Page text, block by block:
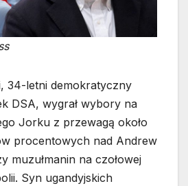
34-letni demokratyczny
DSA, wygrał wybory na
Jorku z przewagą około
procentowych nad Andrew
muzułmanin na czołowej
Syn ugandyjskich